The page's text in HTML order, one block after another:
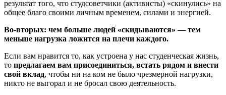
результат того, что студсоветчики (активисты) «скинулись» на
общее благо своими личным временем, силами и энергией.
Во-вторых: чем больше людей «скидываются» — тем
меньше нагрузка ложится на плечи каждого.
Если вам нравится то, как устроена у нас студенческая жизнь,
то предлагаем вам присоединиться, встать рядом и внести
свой вклад, чтобы ни на ком не было чрезмерной нагрузки,
никто не выгорал и не бросал свою деятельность.